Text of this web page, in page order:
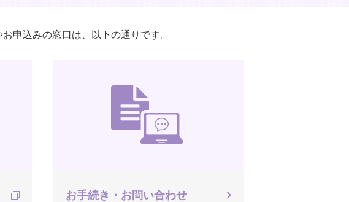
申込みの窓口は、以下の通りです。
お手続き・お問い合わせ